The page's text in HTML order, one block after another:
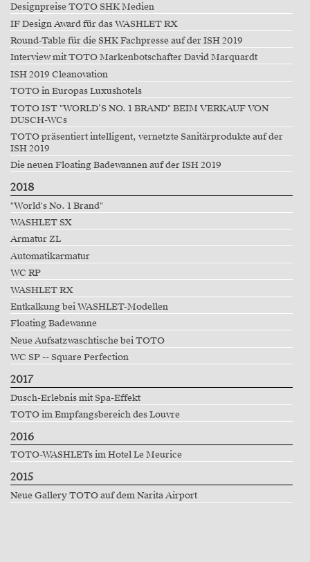
Designpreise TOTO SHK Medien
IF Design Award für das WASHLET RX
Round-Table für die SHK Fachpresse auf der ISH 2019
Interview mit TOTO Markenbotschafter David Marquardt
ISH 2019 Cleanovation
TOTO in Europas Luxushotels
TOTO IST "WORLD’S NO. 1 BRAND" BEIM VERKAUF VON
DUSCH-WCs
TOTO präsentiert intelligent, vernetzte Sanitärprodukte auf der
ISH 2019
Die neuen Floating Badewannen auf der ISH 2019
2018
"World's No. 1 Brand"
WASHLET SX
Armatur ZL
Automatikarmatur
WC RP
WASHLET RX
Entkalkung bei WASHLET-Modellen
Floating Badewanne
Neue Aufsatzwaschtische bei TOTO
WC SP -- Square Perfection
2017
Dusch-Erlebnis mit Spa-Effekt
TOTO im Empfangsbereich des Louvre
2016
TOTO-WASHLETs im Hotel Le Meurice
2015
Neue Gallery TOTO auf dem Narita Airport